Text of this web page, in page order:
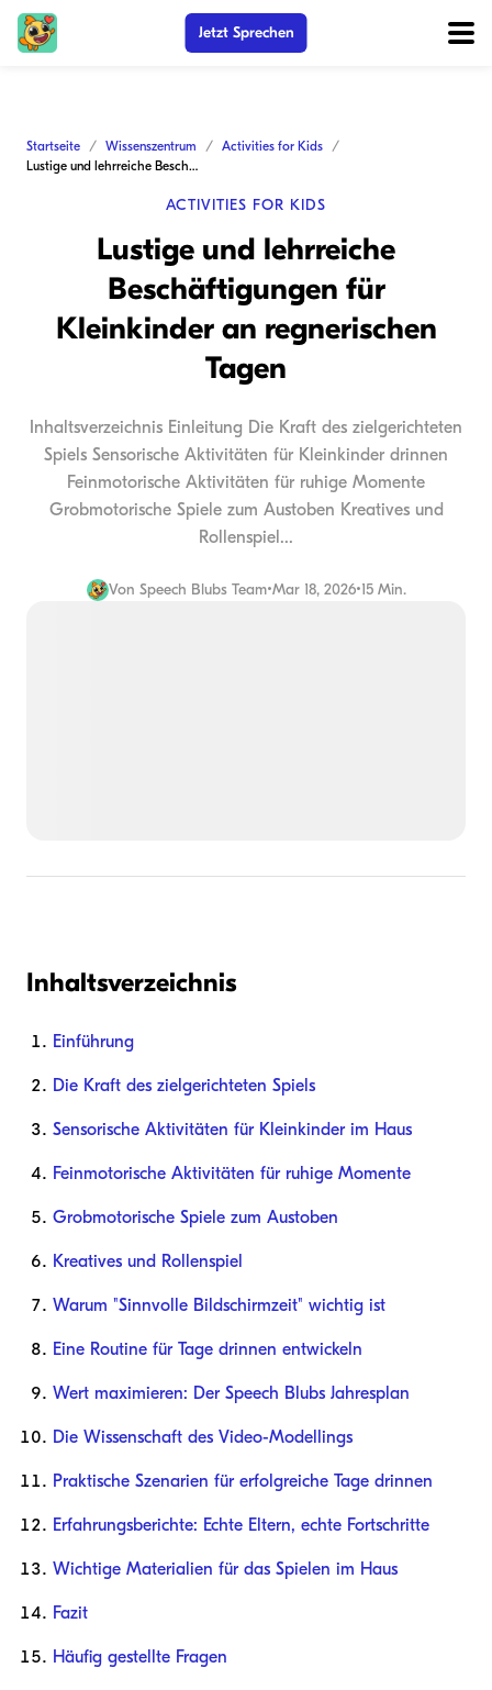
Jetzt Sprechen
Startseite Wissenszentrum
Activities for Kids
Lustige und lehrreiche Beschäftigungen für Kleinkinder an regnerischen Tagen
ACTIVITIES FOR KIDS
Lustige und lehrreiche
Beschäftigungen für
Kleinkinder an regnerischen
Tagen
Inhaltsverzeichnis Einleitung Die Kraft des zielgerichteten
Spiels Sensorische Aktivitäten für Kleinkinder drinnen
Feinmotorische Aktivitäten für ruhige Momente
Grobmotorische Spiele zum Austoben Kreatives und
Rollenspiel...
Von Speech Blubs Team•Mar 18, 2026•15 Min.
Inhaltsverzeichnis
Einführung
Die Kraft des zielgerichteten Spiels
Sensorische Aktivitäten für Kleinkinder im Haus
Feinmotorische Aktivitäten für ruhige Momente
Grobmotorische Spiele zum Austoben
Kreatives und Rollenspiel
Warum "Sinnvolle Bildschirmzeit" wichtig ist
Eine Routine für Tage drinnen entwickeln
Wert maximieren: Der Speech Blubs Jahresplan
Die Wissenschaft des Video-Modellings
Praktische Szenarien für erfolgreiche Tage drinnen
Erfahrungsberichte: Echte Eltern, echte Fortschritte
Wichtige Materialien für das Spielen im Haus
Fazit
Häufig gestellte Fragen